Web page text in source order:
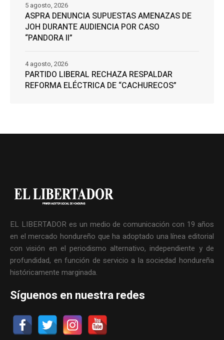
ASPRA DENUNCIA SUPUESTAS AMENAZAS DE
JOH DURANTE AUDIENCIA POR CASO
“PANDORA II”
5 agosto, 2026
PARTIDO LIBERAL RECHAZA RESPALDAR
REFORMA ELÉCTRICA DE “CACHURECOS”
4 agosto, 2026
EL LIBERTADOR es un medio de comunicación con 19 años
en el mercado hondureño que ha adoptado una línea editorial
con visión en el periodismo alternativo, independiente y de
profundidad, en función de servicio a la sociedad hondureña
históricamente marginada.
Síguenos en nuestra redes